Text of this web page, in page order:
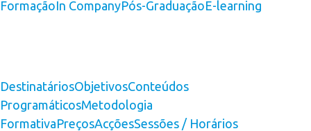
FormaçãoIn CompanyPós-GraduaçãoE-learning
DestinatáriosObjetivosConteúdos
ProgramáticosMetodologia
FormativaPreçosAcçõesSessões / Horários